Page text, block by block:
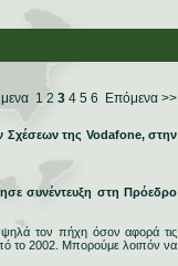
1 2 3 4 5 6 Επόμενα >>
Σχέσεων της Vodafone, στην
συνέντευξη στη Πρόεδρο
τον πήχη όσον αφορά τις
το 2002. Μπορούμε λοιπόν να